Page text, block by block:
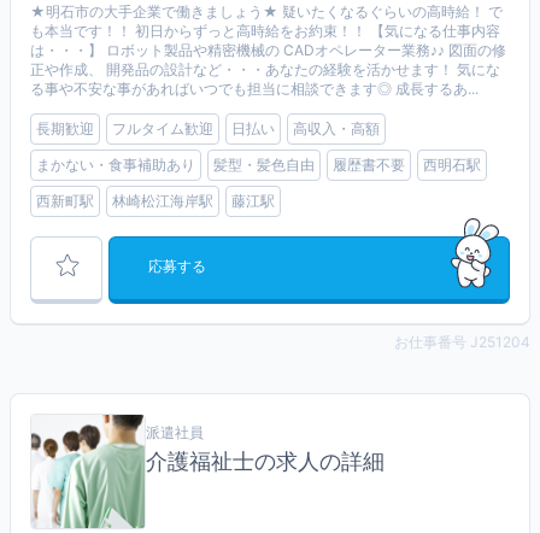
★明石市の大手企業で働きましょう★ 疑いたくなるぐらいの高時給！ で
も本当です！！ 初日からずっと高時給をお約束！！ 【気になる仕事内容
は・・・】 ロボット製品や精密機械の CADオペレーター業務♪♪ 図面の修
正や作成、 開発品の設計など・・・あなたの経験を活かせます！ 気にな
る事や不安な事があればいつでも担当に相談できます◎ 成長するあ...
長期歓迎 フルタイム歓迎 日払い
高収入・高額
まかない・食事補助あり
髪型・髪色自由 履歴書不要
西明石駅
西新町駅
林崎松江海岸駅 藤江駅
応募する
お仕事番号 J251204
派遣社員
介護福祉士の求人の詳細